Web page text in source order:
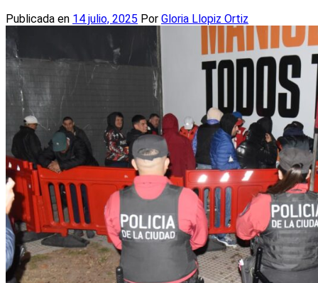
Publicada en 14 julio, 2025 Por Gloria Llopiz Ortiz